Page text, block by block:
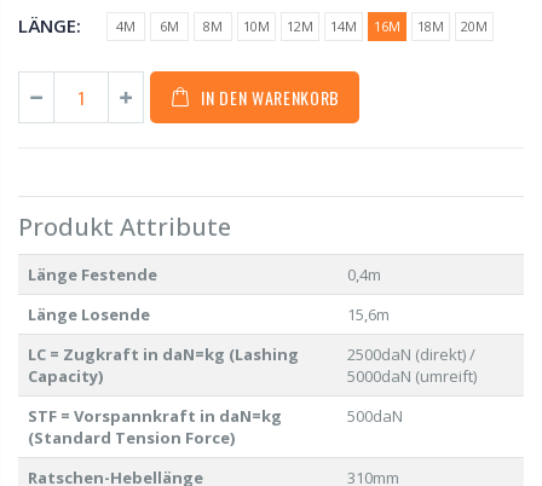
LÄNGE: 4M 6M 8M 10M 12M 14M 16M 18M 20M
IN DEN WARENKORB
Produkt Attribute
Länge Festende
0,4m
Länge Losende
15,6m
LC = Zugkraft in daN=kg (Lashing
Capacity)
2500daN (direkt) /
5000daN (umreift)
STF = Vorspannkraft in daN=kg
(Standard Tension Force)
500daN
Ratschen-Hebellänge 310mm